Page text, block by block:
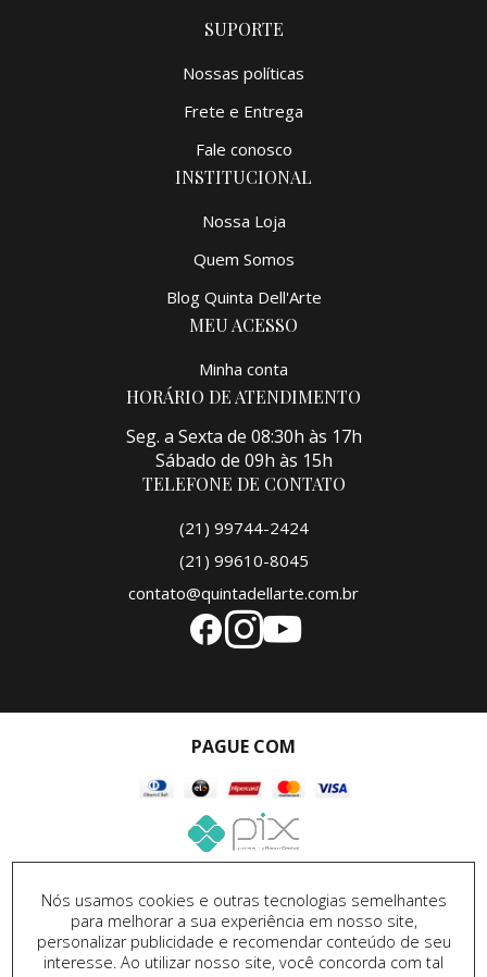
SUPORTE
Nossas políticas
Frete e Entrega
Fale conosco
INSTITUCIONAL
Nossa Loja
Quem Somos
Blog Quinta Dell'Arte
MEU ACESSO
Minha conta
HORÁRIO DE ATENDIMENTO
Seg. a Sexta de 08:30h às 17h
Sábado de 09h às 15h
TELEFONE DE CONTATO
(21) 99744-2424
(21) 99610-8045
contato@quintadellarte.com.br
PAGUE COM
SEGURANÇA
Nós usamos cookies e outras tecnologias semelhantes
para melhorar a sua experiência em nosso site,
personalizar publicidade e recomendar conteúdo de seu
interesse. Ao utilizar nosso site, você concorda com tal